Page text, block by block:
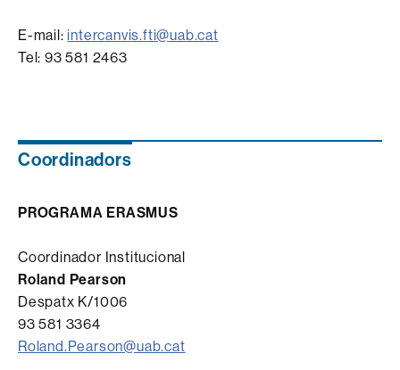
E-mail:intercanvis.fti@uab.cat
Tel: 93 581 2463
Coordinadors
PROGRAMA ERASMUS
Coordinador Institucional
Roland Pearson
Despatx K/1006
93 581 3364
Roland.Pearson@uab.cat